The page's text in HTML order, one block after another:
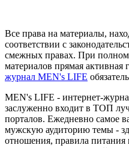
Все права на материалы,
соответствии с
смежных правах. При
материалов прямая активная
журнал MEN's LIFE
MEN's LIFE - интернет-
заслуженно входит в ТОП
порталов. Ежедневно самое
мужскую аудиторию темы -
отношения, правила